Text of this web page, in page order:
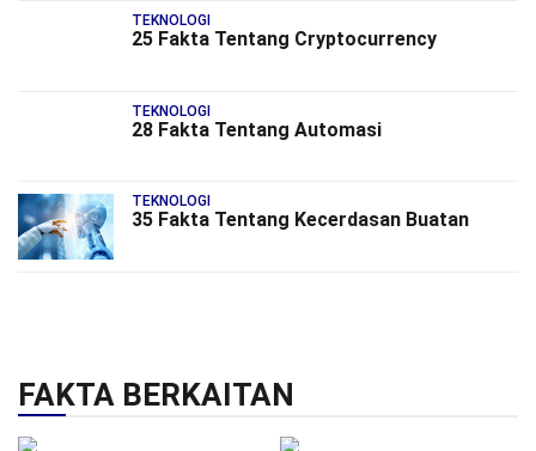
TEKNOLOGI
25 Fakta Tentang Cryptocurrency
TEKNOLOGI
28 Fakta Tentang Automasi
TEKNOLOGI
35 Fakta Tentang Kecerdasan Buatan
FAKTA BERKAITAN